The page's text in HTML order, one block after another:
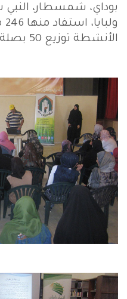
بوداي، شمسطار، النبي
الأنشطة توزيع 50 بصلة زعفران لكل مستفيد.